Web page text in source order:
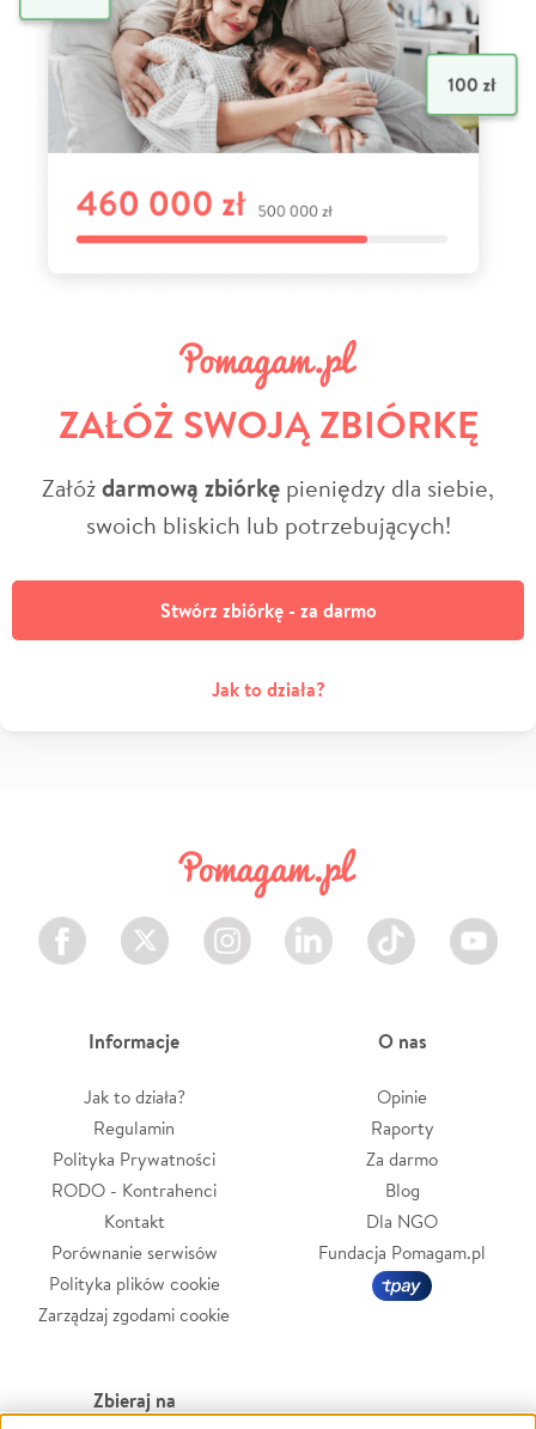
ZAŁÓŻ SWOJĄ ZBIÓRKĘ
Załóżdarmową zbiórkę pieniędzy dla siebie,
swoich bliskich lub potrzebujących!
Stwórz zbiórkę - za darmo
Jak to działa?
Facebook Twitter Instagram LinkedIn TikTok Youtube
Informacje
Jak to działa?
Regulamin
Polityka Prywatności
RODO - Kontrahenci
Kontakt
Porównanie serwisów
Polityka plików cookie
Zarządzaj zgodami cookie
O nas
Opinie
Raporty
Za darmo
Blog
Dla NGO
Fundacja Pomagam.pl
Zbieraj na